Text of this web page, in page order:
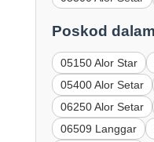
Poskod
05150 Alor Star
05400 Alor Setar
06250 Alor Setar
06509 Langgar